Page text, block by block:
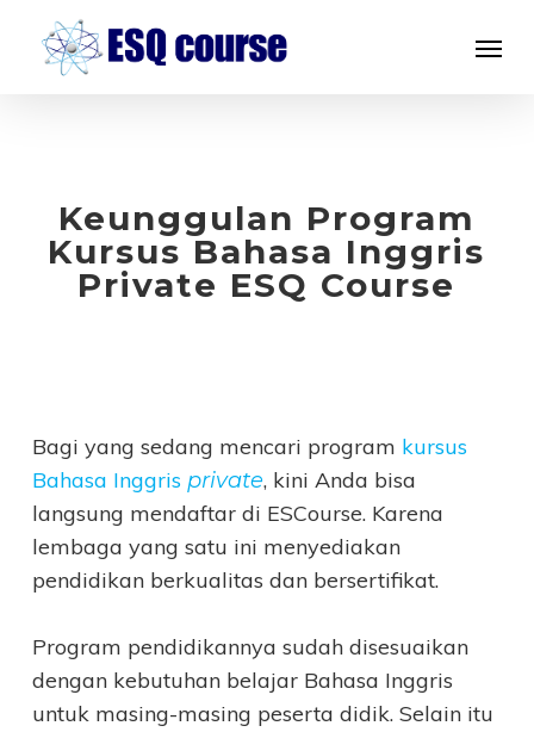
Keunggulan Program
Kursus Bahasa Inggris
Private ESQ Course
Bagi yang sedang mencari program kursus
Bahasa Inggris private, kini Anda bisa
langsung mendaftar di ESCourse. Karena
lembaga yang satu ini menyediakan
pendidikan berkualitas dan bersertifikat.
Program pendidikannya sudah disesuaikan
dengan kebutuhan belajar Bahasa Inggris
untuk masing-masing peserta didik. Selain itu